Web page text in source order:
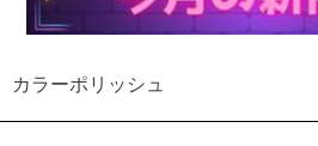
カラーポリッシュ